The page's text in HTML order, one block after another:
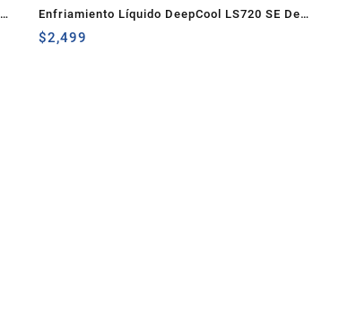
Enfriamiento Líquido DeepCool LS720 SE De
360mm Negro
$2,499